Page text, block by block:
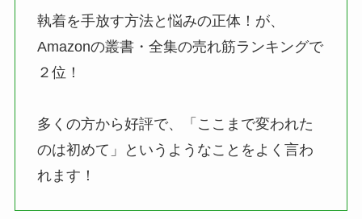
執着を手放す方法と悩みの正体！が、
Amazonの叢書・全集の売れ筋ランキングで
２位！
多くの方から好評で、「ここまで変われた
のは初めて」というようなことをよく言わ
れます！